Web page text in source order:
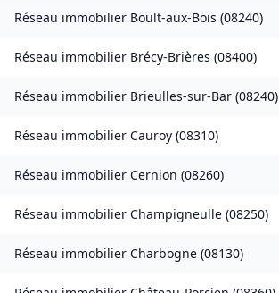
Réseau immobilier Boult-aux-Bois (08240)
Réseau immobilier Brécy-Brières (08400)
Réseau immobilier Brieulles-sur-Bar (08240)
Réseau immobilier Cauroy (08310)
Réseau immobilier Cernion (08260)
Réseau immobilier Champigneulle (08250)
Réseau immobilier Charbogne (08130)